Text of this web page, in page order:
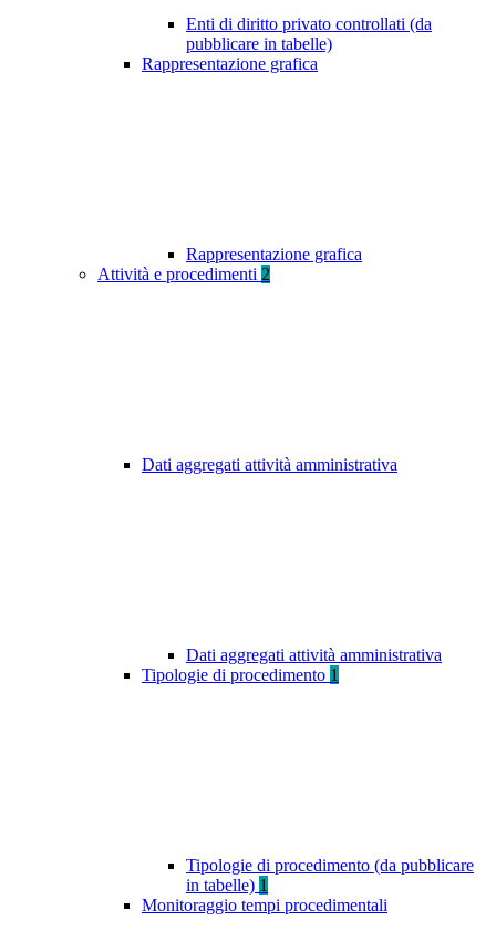
Enti di diritto privato controllati (da
pubblicare in tabelle)
Rappresentazione grafica
Rappresentazione grafica
Attività e procedimenti 2
Dati aggregati attività amministrativa
Dati aggregati attività amministrativa
Tipologie di procedimento 1
Tipologie di procedimento (da pubblicare
in tabelle) 1
Monitoraggio tempi procedimentali